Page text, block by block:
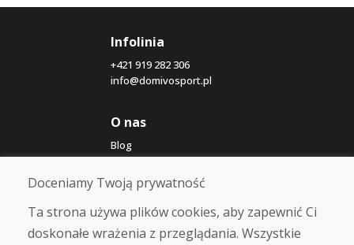
Infolinia
+421 919 282 306
info@domivosport.pl
O nas
Blog
O nas
Sklep
Kontakt
Zakup
Doceniamy Twoją prywatność
Ta strona używa plików cookies, aby zapewnić Ci
doskonałe wrażenia z przeglądania. Wszystkie